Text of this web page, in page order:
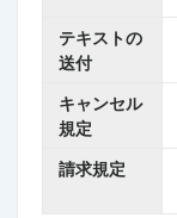
テキストの
送付
キャンセル
規定
請求規定